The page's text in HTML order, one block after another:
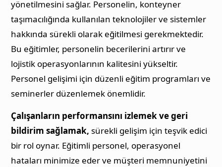
yönetilmesini sağlar. Personelin, konteyner
taşımacılığında kullanılan teknolojiler ve sistemler
hakkında sürekli olarak eğitilmesi gerekmektedir.
Bu eğitimler, personelin becerilerini artırır ve
lojistik operasyonlarının kalitesini yükseltir.
Personel gelişimi için düzenli eğitim programları ve
seminerler düzenlemek önemlidir.
Çalışanların performansını izlemek ve geri
bildirim sağlamak, sürekli gelişim için teşvik edici
bir rol oynar. Eğitimli personel, operasyonel
hataları minimize eder ve müşteri memnuniyetini